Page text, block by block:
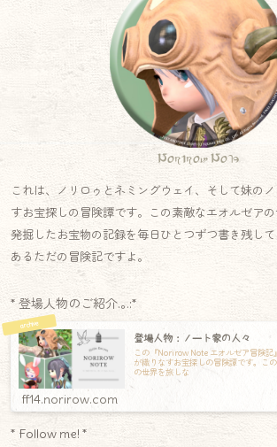
Norirow Note
これは、ノリロゥとネミングウェイ、そして妹の
すお宝探しの冒険譚です。この素敵なエオルゼアの
発掘したお宝物の記録を毎日ひとつずつ書き残し
あるただの冒険記ですよ。
* 登場人物のご紹介.｡.:*
登場人物：ノート家の人々
この『Norirow Note エオルゼア冒険
が織りなすお宝探しの冒険譚です。こ
の世界を旅しな
ff14.norirow.com
* Follow me! *